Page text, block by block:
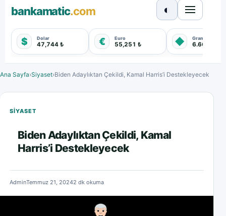
bankamatic.com
$ Dolar
47,744 ₺ € Euro
55,251 ₺ ◆ Gram Altın
6.660,550
◐
Ana Sayfa›Siyaset›Biden Adaylıktan Çekildi, Kamal Harris’i Destekleyecek
SIYASET
Biden Adaylıktan Çekildi, Kamal
Harris’i Destekleyecek
AdminTemmuz 21, 20242 dk okuma